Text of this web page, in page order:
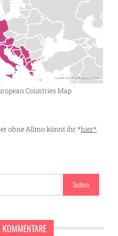
Countries Map
ohne Allmo könnt ihr *hier*
KOMMENTARE